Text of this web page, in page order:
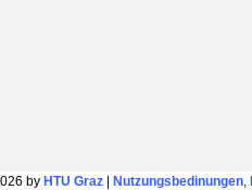
by HTU Graz| Nutzungsbedinungen,